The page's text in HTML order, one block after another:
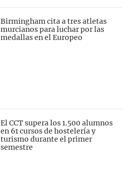
Birmingham cita a tres atletas
murcianos para luchar por las
medallas en el Europeo
El CCT supera los 1.500 alumnos
en 61 cursos de hostelería y
turismo durante el primer
semestre